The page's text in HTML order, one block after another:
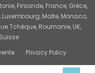
Finlande, France, Grèce,
Luxembourg, Malte, Monaco,
Tchèque, Roumanie, UK,
Privacy Policy